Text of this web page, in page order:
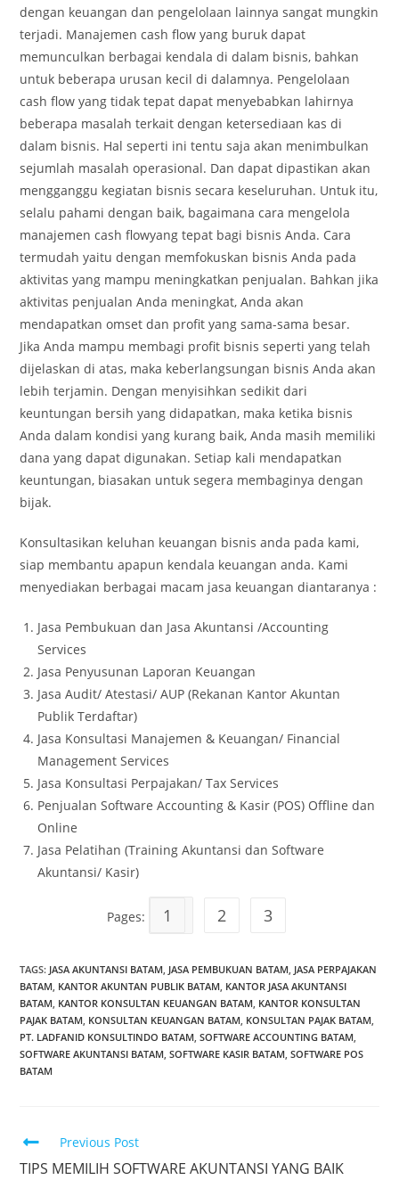
dengan keuangan dan pengelolaan lainnya sangat mungkin
terjadi. Manajemen cash flow yang buruk dapat
memunculkan berbagai kendala di dalam bisnis, bahkan
untuk beberapa urusan kecil di dalamnya. Pengelolaan
cash flow yang tidak tepat dapat menyebabkan lahirnya
beberapa masalah terkait dengan ketersediaan kas di
dalam bisnis. Hal seperti ini tentu saja akan menimbulkan
sejumlah masalah operasional. Dan dapat dipastikan akan
mengganggu kegiatan bisnis secara keseluruhan. Untuk itu,
selalu pahami dengan baik, bagaimana cara mengelola
manajemen cash flowyang tepat bagi bisnis Anda. Cara
termudah yaitu dengan memfokuskan bisnis Anda pada
aktivitas yang mampu meningkatkan penjualan. Bahkan jika
aktivitas penjualan Anda meningkat, Anda akan
mendapatkan omset dan profit yang sama-sama besar.
Jika Anda mampu membagi profit bisnis seperti yang telah
dijelaskan di atas, maka keberlangsungan bisnis Anda akan
lebih terjamin. Dengan menyisihkan sedikit dari
keuntungan bersih yang didapatkan, maka ketika bisnis
Anda dalam kondisi yang kurang baik, Anda masih memiliki
dana yang dapat digunakan. Setiap kali mendapatkan
keuntungan, biasakan untuk segera membaginya dengan
bijak.
Konsultasikan keluhan keuangan bisnis anda pada kami,
siap membantu apapun kendala keuangan anda. Kami
menyediakan berbagai macam jasa keuangan diantaranya :
Jasa Pembukuan dan Jasa Akuntansi /Accounting
Services
Jasa Penyusunan Laporan Keuangan
Jasa Audit/ Atestasi/ AUP (Rekanan Kantor Akuntan
Publik Terdaftar)
Jasa Konsultasi Manajemen & Keuangan/ Financial
Management Services
Jasa Konsultasi Perpajakan/ Tax Services
Penjualan Software Accounting & Kasir (POS) Offline dan
Online
Jasa Pelatihan (Training Akuntansi dan Software
Akuntansi/ Kasir)
Pages: 1 2 3
TAGS: JASA AKUNTANSI BATAM, JASA PEMBUKUAN BATAM, JASA PERPAJAKAN
BATAM, KANTOR AKUNTAN PUBLIK BATAM, KANTOR JASA AKUNTANSI
BATAM, KANTOR KONSULTAN KEUANGAN BATAM, KANTOR KONSULTAN
PAJAK BATAM, KONSULTAN KEUANGAN BATAM, KONSULTAN PAJAK BATAM,
PT. LADFANID KONSULTINDO BATAM, SOFTWARE ACCOUNTING BATAM,
SOFTWARE AKUNTANSI BATAM, SOFTWARE KASIR BATAM, SOFTWARE POS
BATAM
Previous Post
TIPS MEMILIH SOFTWARE AKUNTANSI YANG BAIK